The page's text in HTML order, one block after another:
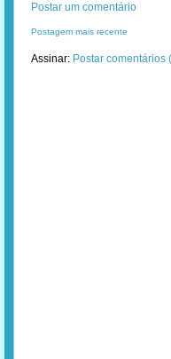
Postar um comentário
Postagem mais recente
Assinar: Postar comentários